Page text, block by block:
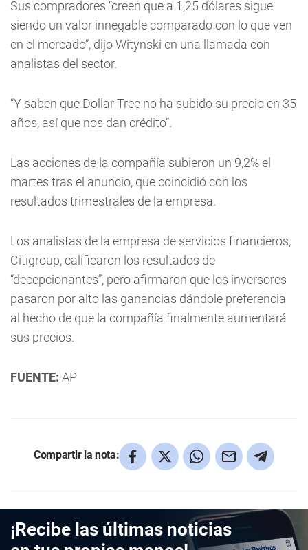
Sus compradores “creen que a 1,25 dólares sigue
siendo un valor innegable comparado con lo que ven
en el mercado”, dijo Witynski en una llamada con
analistas del sector.
“Y saben que Dollar Tree no ha subido su precio en 35
años, así que nos dan crédito”.
Las acciones de la compañía subieron un 9,2% el
martes tras el anuncio, que coincidió con los
resultados trimestrales de la empresa.
Los analistas de la empresa de servicios financieros,
Citigroup, calificaron los resultados de
“decepcionantes”, pero afirmaron que los inversores
pasaron por alto las ganancias dándole preferencia
al hecho de que la compañía finalmente aumentará
sus precios.
FUENTE: AP
Compartir la nota:
¡Recibe las últimas noticias